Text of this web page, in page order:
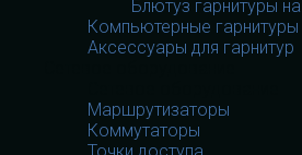
Блютуз гарнитуры
Компьютерные гарнитуры
Аксессуары для гарнитур
Маршрутизаторы
Коммутаторы